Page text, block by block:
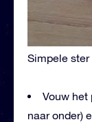
Simpele ster
Vouw het
naar onder)